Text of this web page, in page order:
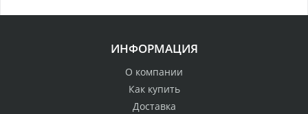
ИНФОРМАЦИЯ
О компании
Как купить
Доставка